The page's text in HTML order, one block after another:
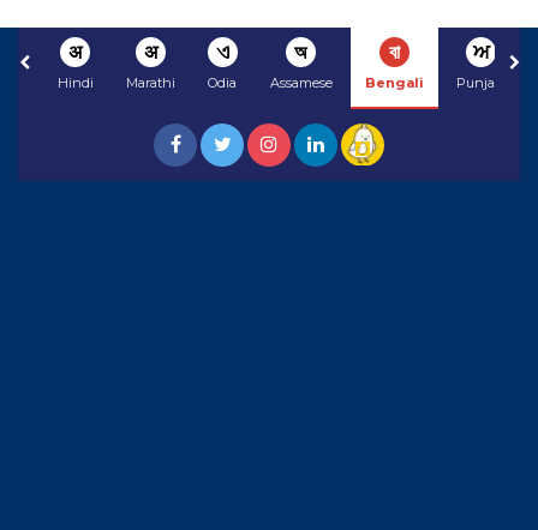
अ
Hindi
अ
Marathi
ଏ
Odia
অ
Assamese
বা
Bengali
ਅ
Punjabi